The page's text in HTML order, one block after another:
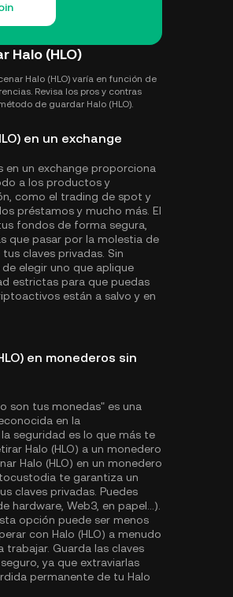
Halo (HLO)
Halo (HLO) varía en función de
Revisa los pros y contras
de guardar Halo (HLO).
en un exchange
en un exchange proporciona
a los productos y
como el trading de spot y
préstamos y mucho más. El
fondos de forma segura,
que pasar por la molestia de
claves privadas. Sin
elegir uno que aplique
estrictas para que puedas
están a salvo y en
en monederos sin
son tus monedas" es una
en la
seguridad es lo que más te
Halo (HLO) a un monedero
Halo (HLO) en un monedero
te garantiza un
claves privadas. Puedes
hardware, Web3, en papel...).
opción puede ser menos
con Halo (HLO) a menudo
trabajar. Guarda las claves
ya que extraviarlas
permanente de tu Halo